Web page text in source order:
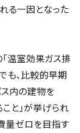
る一因となった
「温室効果ガス排
も、比較的早期
ス内の建物を
こと」が挙げられ
量ゼロを目指す